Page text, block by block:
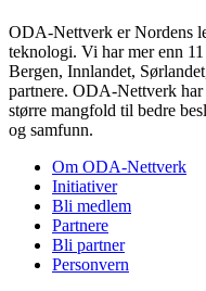
ODA-Nettverk er Nordens
teknologi. Vi har mer enn
Bergen, Innlandet,
partnere. ODA-Nettverk
større mangfold til bedre
og samfunn.
Om ODA-Nettverk
Initiativer
Bli medlem
Partnere
Bli partner
Personvern